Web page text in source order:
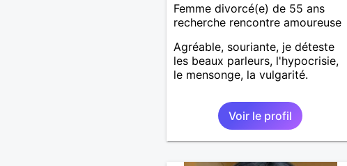
Femme divorcé(e) de 55 ans
recherche rencontre amoureuse
Agréable, souriante, je déteste
les beaux parleurs, l'hypocrisie,
le mensonge, la vulgarité.
Voir le profil